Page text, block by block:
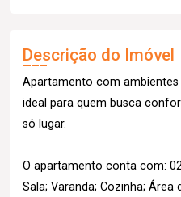
Descrição do Imóvel
Apartamento com
ideal para quem busca
só lugar.
O apartamento conta com:
Sala; Varanda; Cozinha; Área